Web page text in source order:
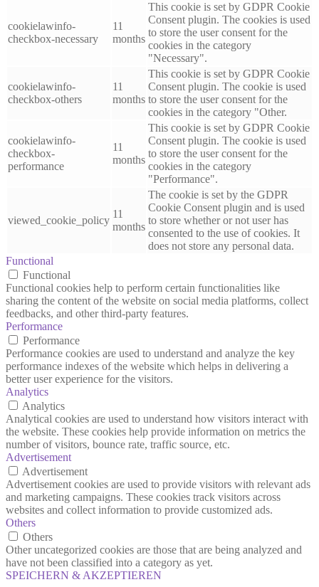
cookielawinfo-
checkbox-necessary
11
months
This cookie is set by GDPR Cookie
Consent plugin. The cookies is used
to store the user consent for the
cookies in the category
"Necessary".
cookielawinfo-
checkbox-others
11
months
This cookie is set by GDPR Cookie
Consent plugin. The cookie is used
to store the user consent for the
cookies in the category "Other.
cookielawinfo-
checkbox-
performance
11
months
This cookie is set by GDPR Cookie
Consent plugin. The cookie is used
to store the user consent for the
cookies in the category
"Performance".
viewed_cookie_policy
11
months
The cookie is set by the GDPR
Cookie Consent plugin and is used
to store whether or not user has
consented to the use of cookies. It
does not store any personal data.
Functional
Functional
Functional cookies help to perform certain functionalities like
sharing the content of the website on social media platforms, collect
feedbacks, and other third-party features.
Performance
Performance
Performance cookies are used to understand and analyze the key
performance indexes of the website which helps in delivering a
better user experience for the visitors.
Analytics
Analytics
Analytical cookies are used to understand how visitors interact with
the website. These cookies help provide information on metrics the
number of visitors, bounce rate, traffic source, etc.
Advertisement
Advertisement
Advertisement cookies are used to provide visitors with relevant ads
and marketing campaigns. These cookies track visitors across
websites and collect information to provide customized ads.
Others
Others
Other uncategorized cookies are those that are being analyzed and
have not been classified into a category as yet.
SPEICHERN & AKZEPTIEREN